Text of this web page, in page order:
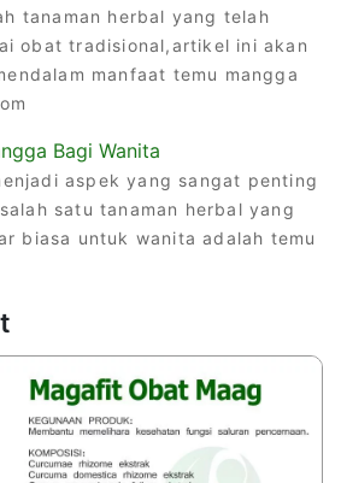
tanaman herbal yang telah
obat tradisional,artikel ini akan
manfaat temu mangga
Bagi Wanita
aspek yang sangat penting
satu tanaman herbal yang
biasa untuk wanita adalah temu